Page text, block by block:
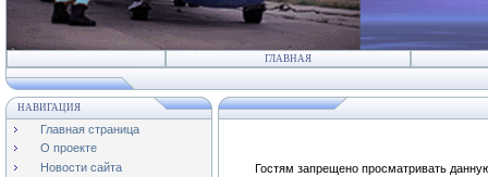
ГЛАВНАЯ
НАВИГАЦИЯ
Главная страница
О проекте
Новости сайта
Гостям запрещено просматривать